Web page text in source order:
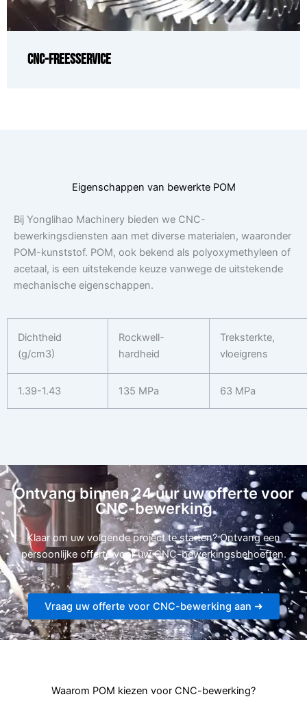
CNC-freesservice
Eigenschappen van bewerkte POM
Bij Yonglihao Machinery bieden we CNC-
bewerkingsdiensten aan met diverse materialen, waaronder
POM-kunststof. POM, ook bekend als polyoxymethyleen of
acetaal, is een uitstekende keuze vanwege de uitstekende
mechanische eigenschappen.
Dichtheid
(g/cm3)
Rockwell-
hardheid
Treksterkte,
vloeigrens
1.39-1.43 135 MPa 63 MPa
Ontvang binnen 24 uur uw offerte voor
CNC-bewerking
Klaar om uw volgende project te starten? Ontvang een
persoonlijke offerte voor uw CNC-bewerkingsbehoeften.
Vraag uw offerte voor CNC-bewerking aan ➜
Waarom POM kiezen voor CNC-bewerking?